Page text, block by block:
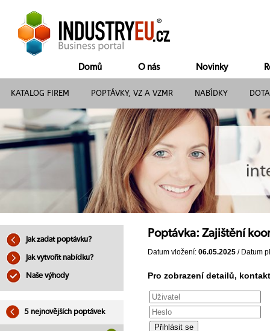
Domů O nás Novinky
KATALOG FIREM POPTÁVKY, VZ A VZMR NABÍDKY
Jak zadat poptávku?
Jak vytvořit nabídku?
Naše výhody
5 nejnovějších poptávek
Poptávka: Zajištění
Datum vložení: 06.05.2025 / Datum
Pro zobrazení detailů,